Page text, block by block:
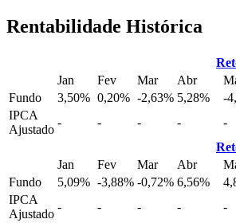
Rentabilidade Histórica
Jan
Fev Mar Abr
Fundo
3,50% 0,20% -2,63% 5,28% -
IPCA
Ajustado
- - - - -
Jan
Fev Mar Abr
Fundo
5,09% -3,88% -0,72% 6,56%
IPCA
Ajustado
- - - - -